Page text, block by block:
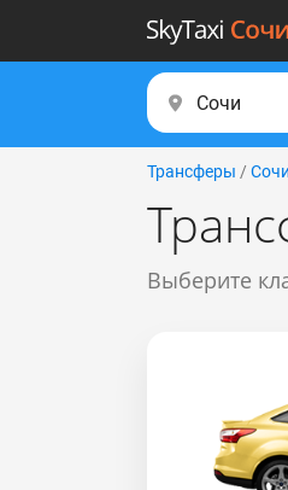
Трансферы / Сочи
Выберите